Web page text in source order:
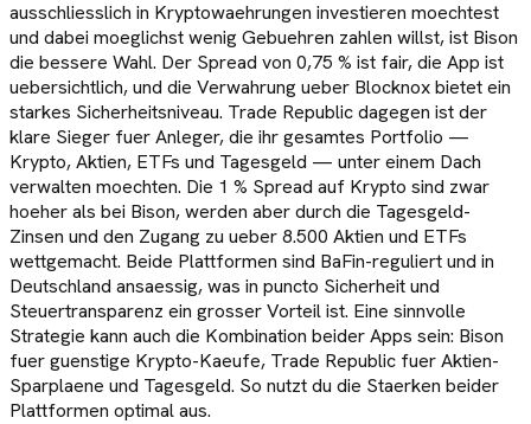
ausschliesslich in Kryptowaehrungen investieren moechtest
und dabei moeglichst wenig Gebuehren zahlen willst, ist Bison
die bessere Wahl. Der Spread von 0,75 % ist fair, die App ist
uebersichtlich, und die Verwahrung ueber Blocknox bietet ein
starkes Sicherheitsniveau. Trade Republic dagegen ist der
klare Sieger fuer Anleger, die ihr gesamtes Portfolio —
Krypto, Aktien, ETFs und Tagesgeld — unter einem Dach
verwalten moechten. Die 1 % Spread auf Krypto sind zwar
hoeher als bei Bison, werden aber durch die Tagesgeld-
Zinsen und den Zugang zu ueber 8.500 Aktien und ETFs
wettgemacht. Beide Plattformen sind BaFin-reguliert und in
Deutschland ansaessig, was in puncto Sicherheit und
Steuertransparenz ein grosser Vorteil ist. Eine sinnvolle
Strategie kann auch die Kombination beider Apps sein: Bison
fuer guenstige Krypto-Kaeufe, Trade Republic fuer Aktien-
Sparplaene und Tagesgeld. So nutzt du die Staerken beider
Plattformen optimal aus.